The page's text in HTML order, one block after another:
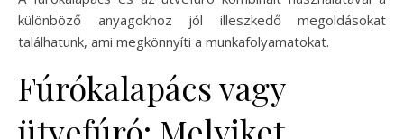
különböző anyagokhoz jól illeszkedő megoldásokat
találhatunk, ami megkönnyíti a munkafolyamatokat.
Fúrókalapács vagy